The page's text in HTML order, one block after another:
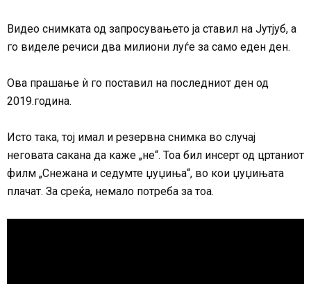
Видео снимката од запросувањето ја ставил на Јутјуб, а
го виделе речиси два милиони луѓе за само еден ден.
Ова прашање ѝ го поставил на последниот ден од
2019.година.
Исто така, тој имал и резервна снимка во случај
неговата сакана да каже „не“. Тоа бил инсерт од цртаниот
филм „Снежана и седумте џуџиња“, во кои џуџињата
плачат. За среќа, немало потреба за тоа.